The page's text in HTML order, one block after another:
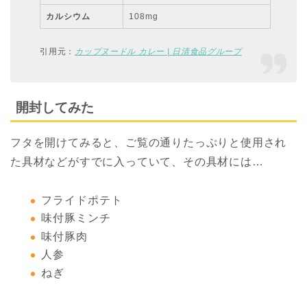
カルシウム 108mg
引用元： カップヌードル カレー | 日清食品グループ
開封してみた
フタを開けてみると、ご覧の通りたっぷりと使用され
た具材などがすでに入っていて、その具材には…
フライドポテト
味付豚ミンチ
味付豚肉
人参
ねぎ